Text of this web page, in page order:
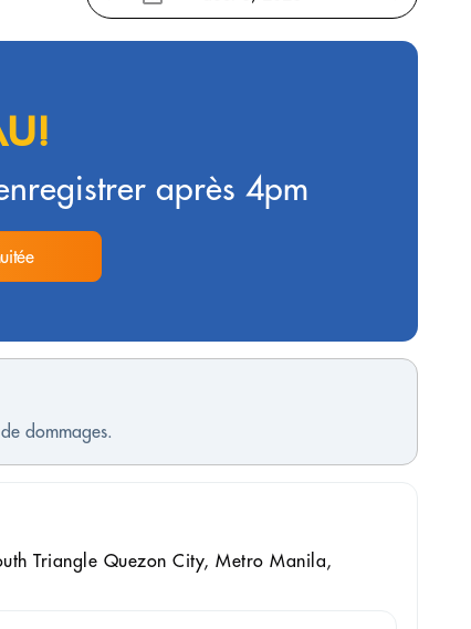
après 4pm
dommages.
Triangle Quezon City, Metro Manila,